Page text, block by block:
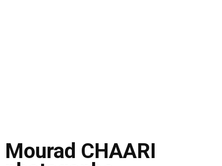
Mourad CHAARI